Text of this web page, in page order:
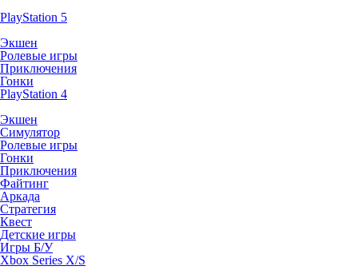
PlayStation 5
Экшен
Ролевые игры
Приключения
Гонки
PlayStation 4
Экшен
Симулятор
Ролевые игры
Гонки
Приключения
Файтинг
Аркада
Стратегия
Квест
Детские игры
Игры Б/У
Xbox Series X/S